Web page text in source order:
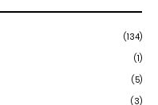
(134)
(1)
(5)
(3)